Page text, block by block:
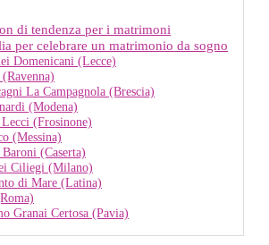
di tendenza per i matrimoni
per celebrare un matrimonio da sogno
Domenicani (Lecce)
La Campagnola (Brescia)
(Modena)
(Frosinone)
(Messina)
Baroni (Caserta)
Ciliegi (Milano)
di Mare (Latina)
Granai Certosa (Pavia)